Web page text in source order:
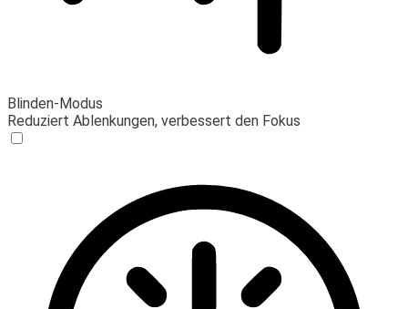
Blinden-Modus
Reduziert Ablenkungen, verbessert den Fokus